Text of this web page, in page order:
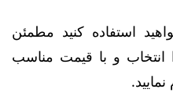
استفاده کنید مطمئن
انتخاب و با قیمت مناسب